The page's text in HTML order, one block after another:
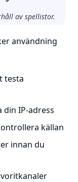
av spellistor.
användning
testa
din IP-adress
källan
innan du